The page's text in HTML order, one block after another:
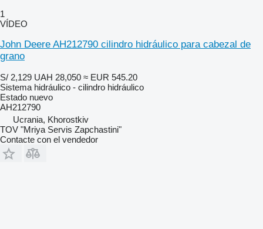
1
VÍDEO
John Deere AH212790 cilindro hidráulico para cabezal de
grano
S/ 2,129 UAH 28,050 ≈ EUR 545.20
Sistema hidráulico - cilindro hidráulico
Estado nuevo
AH212790
Ucrania, Khorostkiv
TOV "Mriya Servis Zapchastini"
Contacte con el vendedor